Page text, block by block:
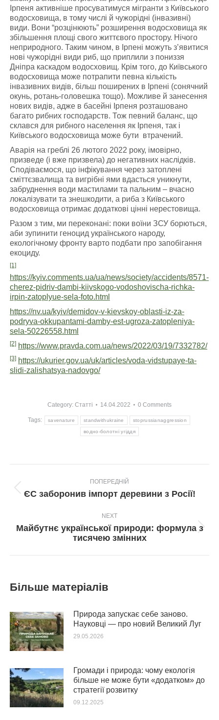
Ірпеня активніше просуватимуся мігранти з Київського
водосховища, в тому числі й чужорідні (інвазивні)
види. Вони “розцінюють” розширення водосховища як
збільшення площі свого життєвого простору. Нічого
неприродного. Таким чином, в Ірпені можуть з’явитися
нові чужорідні види риб, що приплили з пониззя
Дніпра каскадом водосховищ. Крім того, до Київського
водосховища може потрапити певна кількість
інвазивних видів, більш поширених в Ірпені (сонячний
окунь, ротань-головешка тощо). Можливе й занесення
нових видів, адже в басейні Ірпеня розташовано
багато рибних господарств. Тож певний баланс, що
склався для рибного населення як Ірпеня, так і
Київського водосховища може бути втрачений.
Аварія на греблі 26 лютого 2022 року, імовірно,
призведе (і вже призвела) до негативних наслідків.
Сподіваємося, що інфікування через затоплені
сміттєзвалища та вигрібні ями вдасться уникнути,
забруднення води мастилами та пальним – вчасно
локалізувати та знешкодити, а риба з Київського
водосховища отримає додаткові цінні нерестовища.
Разом з тим, ми переконані: поки воїни ЗСУ борються,
аби зупинити геноцид українського народу,
екологічному фронту варто подбати про запобігання
екоциду.
[1]
https://kyiv.comments.ua/ua/news/society/accidents/8571-
cherez-pidriv-dambi-kiivskogo-vodoshovischa-richka-
irpin-zatoplyue-sela-foto.html
https://nv.ua/kyiv/demidov-v-kievskoy-oblasti-iz-za-
podryva-okkupantami-damby-est-ugroza-zatopleniya-
sela-50226558.html
[2] https://www.pravda.com.ua/news/2022/03/19/7332782/
[3] https://ukurier.gov.ua/uk/articles/voda-vidstupaye-ta-
slidi-zalishatsya-nadovgo/
Category: Статті 14.04.2022 0 Comments
Tags: savenature standwithukraine stoprussianaggression
водно-болотні угіддя
navigation
ПОПЕРЕДНІЙ
Попередній
ЄС заборонив імпорт деревини з Росії!
NEXT
Next
post:
Майбутнє української природи: формула з
тисячею змінних
Більше матеріалів
Природа запускає себе заново.
Науковці — про новий Великий Луг
29.05.2026
Громади і природа: чому екологія
більше не може бути «додатком» до
стратегії розвитку
09.12.2025